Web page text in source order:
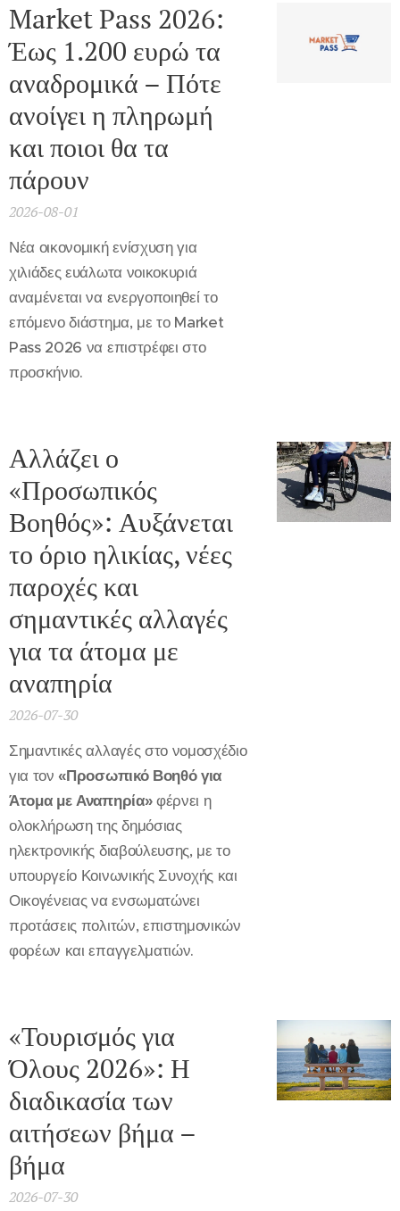
Market Pass 2026:
Έως 1.200 ευρώ τα
αναδρομικά – Πότε
ανοίγει η πληρωμή
και ποιοι θα τα
πάρουν
2026-08-01
Νέα οικονομική ενίσχυση για
χιλιάδες ευάλωτα νοικοκυριά
αναμένεται να ενεργοποιηθεί το
επόμενο διάστημα, με το Market
Pass 2026 να επιστρέφει στο
προσκήνιο.
Αλλάζει ο
«Προσωπικός
Βοηθός»: Αυξάνεται
το όριο ηλικίας, νέες
παροχές και
σημαντικές αλλαγές
για τα άτομα με
αναπηρία
2026-07-30
Σημαντικές αλλαγές στο νομοσχέδιο
για τον«Προσωπικό Βοηθό για
Άτομα με Αναπηρία»φέρνει η
ολοκλήρωση της δημόσιας
ηλεκτρονικής διαβούλευσης, με το
υπουργείο Κοινωνικής Συνοχής και
Οικογένειας να ενσωματώνει
προτάσεις πολιτών, επιστημονικών
φορέων και επαγγελματιών.
«Τουρισμός για
Όλους 2026»: Η
διαδικασία των
αιτήσεων βήμα –
βήμα
2026-07-30